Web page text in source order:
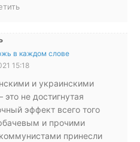
в каждом слове
15:18
и украинскими
не достигнутая
эффект всего того
и прочими
принесли